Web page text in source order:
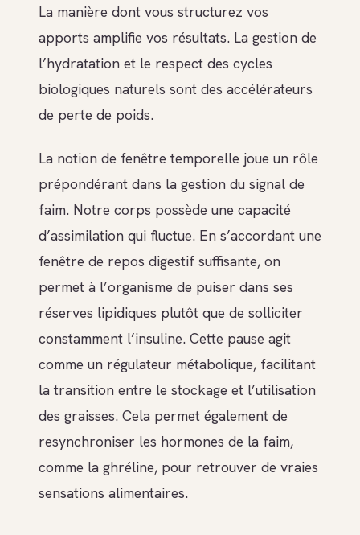
La manière dont vous structurez vos
apports amplifie vos résultats. La gestion de
l’hydratation et le respect des cycles
biologiques naturels sont des accélérateurs
de perte de poids.
La notion de fenêtre temporelle joue un rôle
prépondérant dans la gestion du signal de
faim. Notre corps possède une capacité
d’assimilation qui fluctue. En s’accordant une
fenêtre de repos digestif suffisante, on
permet à l’organisme de puiser dans ses
réserves lipidiques plutôt que de solliciter
constamment l’insuline. Cette pause agit
comme un régulateur métabolique, facilitant
la transition entre le stockage et l’utilisation
des graisses. Cela permet également de
resynchroniser les hormones de la faim,
comme la ghréline, pour retrouver de vraies
sensations alimentaires.